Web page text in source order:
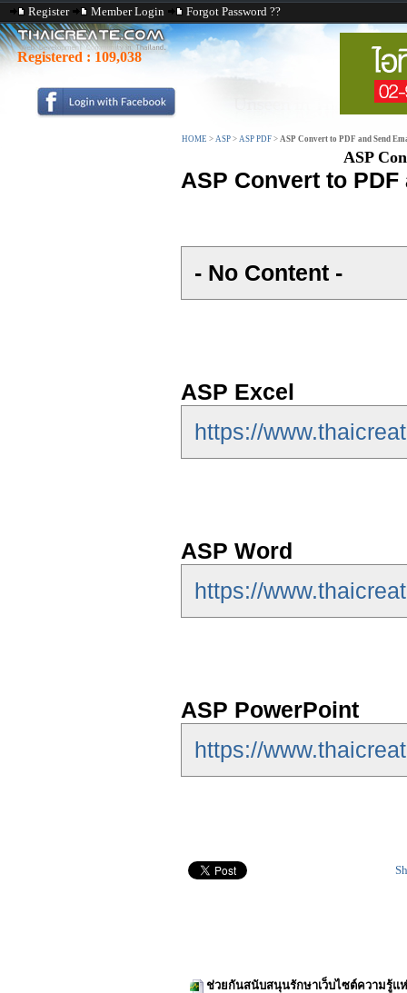
Register Member Login Forgot Password ??
Registered : 109,038
HOME > ASP > ASP PDF > ASP Convert to PDF and Send
ASP
ASP Convert to
- No Content -
ASP Excel
https://
ASP Word
https://
ASP PowerPoint
https://
ช่วยกันสนับสนุนรักษาเว็บไซต์ความรู้แ